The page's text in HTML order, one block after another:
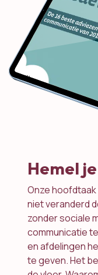
Hemel
Onze
niet veranderd
zonder sociale
communicatie
en afdelingen
te geven. Het